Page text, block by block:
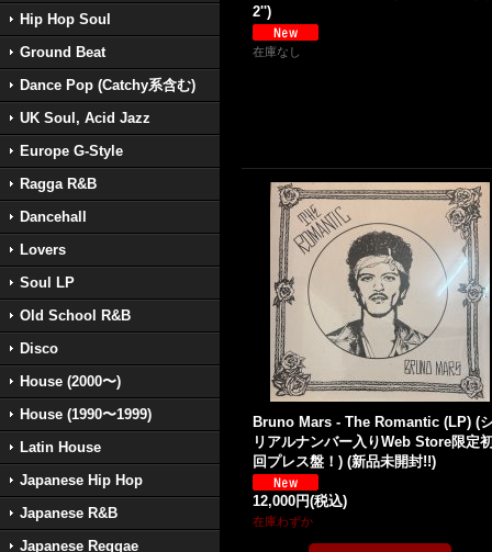
Hip Hop Soul
Ground Beat
Dance Pop (Catchy系含む)
UK Soul, Acid Jazz
Europe G-Style
Ragga R&B
Dancehall
Lovers
Soul LP
Old School R&B
Disco
House (2000〜)
House (1990〜1999)
Latin House
Japanese Hip Hop
Japanese R&B
Japanese Reggae
2'')
在庫なし
Bruno Mars - The Romantic (LP) (
リアルナンバー入りWeb Store限定
回プレス盤！) (新品未開封!!)
12,000円(税込)
在庫わずか